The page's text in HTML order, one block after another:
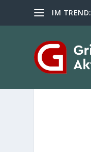
IM TREND: